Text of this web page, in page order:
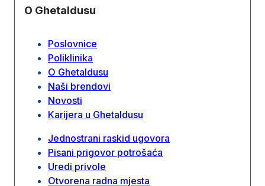
O Ghetaldusu
Poslovnice
Poliklinika
O Ghetaldusu
Naši brendovi
Novosti
Karijera u Ghetaldusu
Jednostrani raskid ugovora
Pisani prigovor potrošaća
Uredi privole
Otvorena radna mjesta